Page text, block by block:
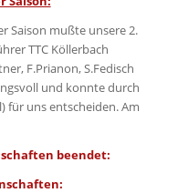
Saison mußte unsere 2.
TTC Köllerbach
F.Prianon, S.Fedisch
und konnte durch
für uns entscheiden. Am
beendet: